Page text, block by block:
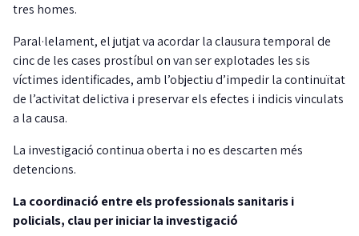
tres homes.
Paral·lelament, el jutjat va acordar la clausura temporal de
cinc de les cases prostíbul on van ser explotades les sis
víctimes identificades, amb l’objectiu d’impedir la continuïtat
de l’activitat delictiva i preservar els efectes i indicis vinculats
a la causa.
La investigació continua oberta i no es descarten més
detencions.
La coordinació entre els professionals sanitaris i
policials, clau per iniciar la investigació